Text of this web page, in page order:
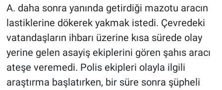
A. daha sonra yanında getirdiği mazotu aracın
lastiklerine dökerek yakmak istedi. Çevredeki
vatandaşların ihbarı üzerine kısa sürede olay
yerine gelen asayiş ekiplerini gören şahıs aracı
ateşe veremedi. Polis ekipleri olayla ilgili
araştırma başlatırken, bir süre sonra şüpheli